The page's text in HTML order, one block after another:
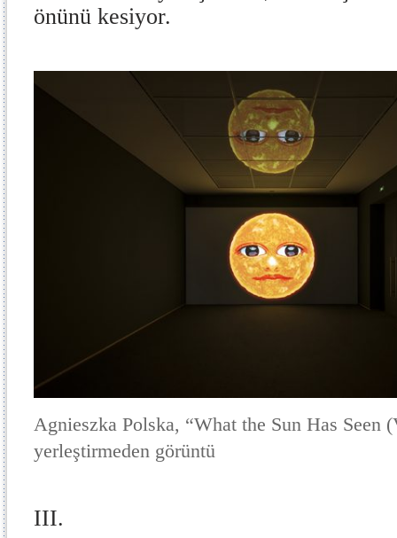
önünü kesiyor.
Agnieszka Polska, “What the Sun Has Seen
yerleştirmeden görüntü
III.